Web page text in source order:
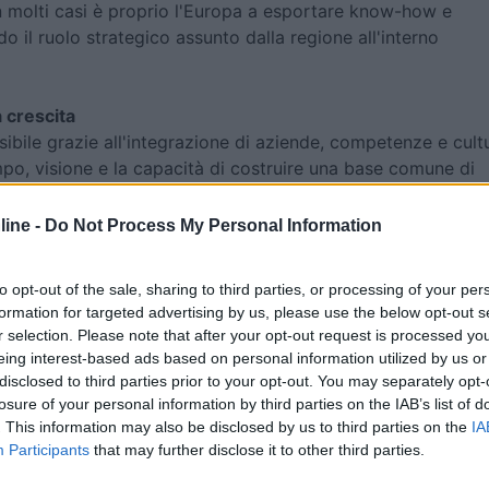
- Do Not Process My Personal Information
opt-out of the sale, sharing to third parties, or processing of your
for targeted advertising by us, please use the below opt-out
selection. Please note that after your opt-out request is processed
interest-based ads based on personal information utilized by us
to third parties prior to your opt-out. You may separately
of your personal information by third parties on the IAB’s list of
This information may also be disclosed by us to third parties on the
Participants that may further disclose it to other third parties.
casi è proprio l'Europa a esportare know-how e
il ruolo strategico assunto dalla regione all'interno
crescita
grazie all'integrazione di aziende, competenze e
visione e la capacità di costruire una base comune di
sono gli stabilimenti o le tecnologie, ma le persone,
visto collaboratori crescere insieme all'azienda,
percorsi professionali che sarebbero stati difficili da
Valorizzare il talento e creare opportunità di crescita
". L'attenzione alle persone continua infatti a
cultura aziendale Lippert, contribuendo a creare un
sviluppo professionale procedono di pari passo.
profonda trasformazione dell'industria dei veicoli
Consolidamento industriale, evoluzione normativa,
catene globali di approvvigionamento hanno